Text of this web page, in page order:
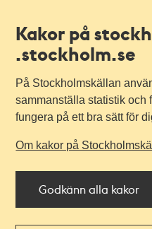
Kakor på
.stockholm.se
På Stockholmskällan
sammanställa statistik och
fungera på ett bra sätt för
Om kakor på
Godkänn alla kakor